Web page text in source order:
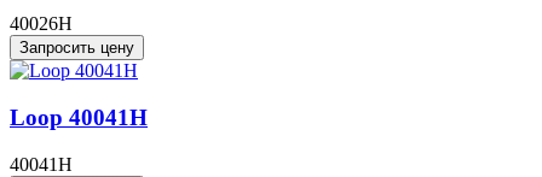
40026H
Запросить цену
Loop 40041H
40041H